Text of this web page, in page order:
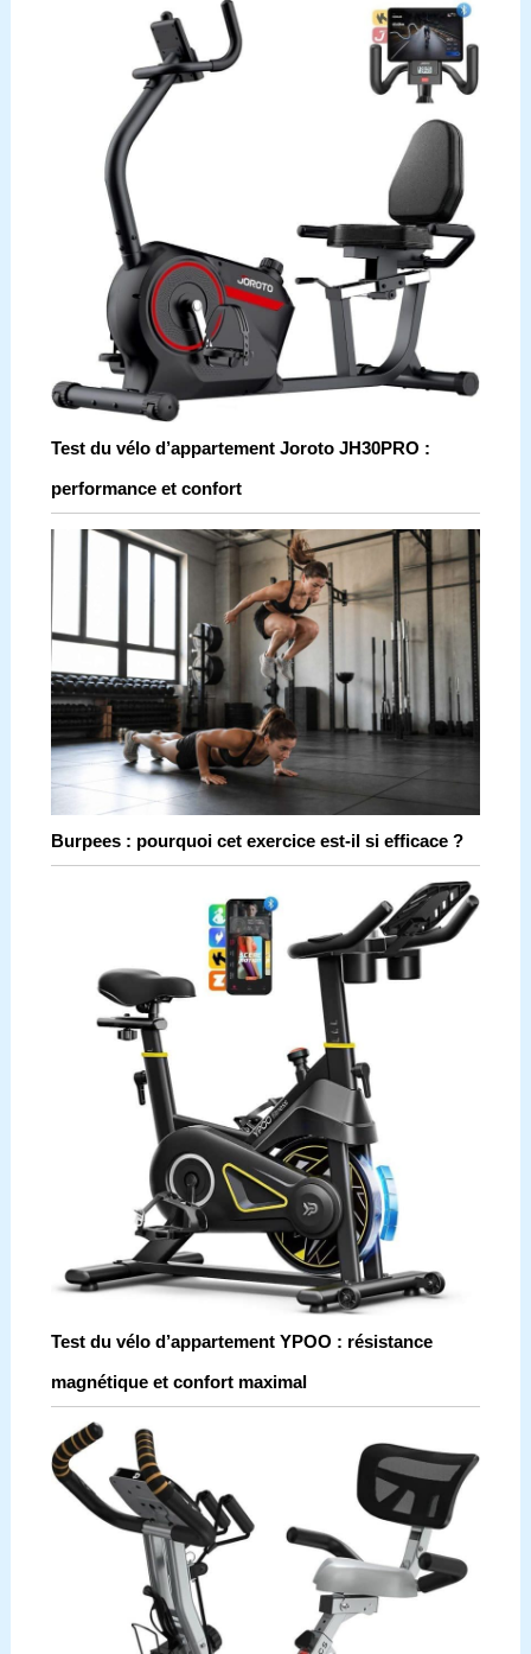
Test du vélo d’appartement Joroto JH30PRO :
performance et confort
Burpees : pourquoi cet exercice est-il si efficace ?
Test du vélo d’appartement YPOO : résistance
magnétique et confort maximal